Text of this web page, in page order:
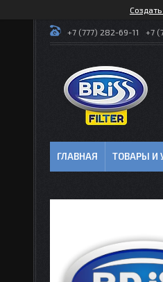
+7 (777) 282-69-11 +7
ГЛАВНАЯ ТОВАРЫ И